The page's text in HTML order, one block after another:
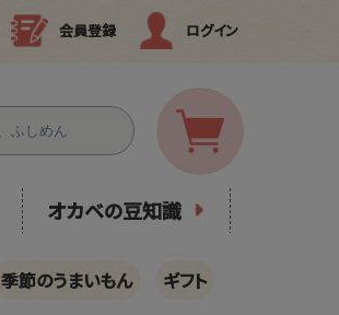
会員登録 ログイン
オカベの豆知識
季節のうまいもん ギフト